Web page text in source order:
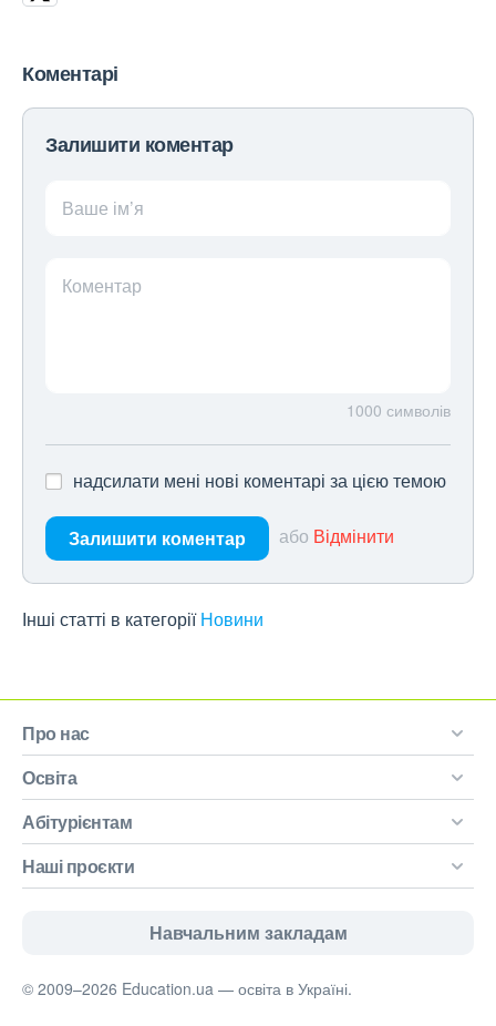
Коментарі
Залишити коментар
Ваше ім’я
Коментар
1000 символів
надсилати мені нові коментарі за цією темою
Залишити коментар або Відмінити
Інші статті в категорії Новини
Про нас
Освіта
Абітурієнтам
Наші проєкти
Навчальним закладам
© 2009–2026 Education.ua — освіта в Україні.